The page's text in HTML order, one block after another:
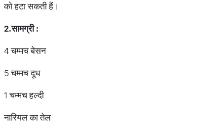
को हटा सकती हैं।
2.सामग्री :
4 चम्मच बेसन
5 चम्मच दूध
1 चम्मच हल्दी
नारियल का तेल